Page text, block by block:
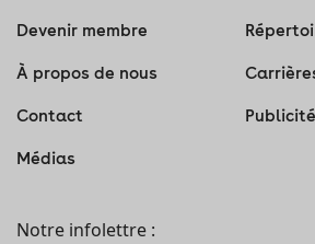
Devenir membre
À propos de nous
Contact
Médias
Notre infolettre :